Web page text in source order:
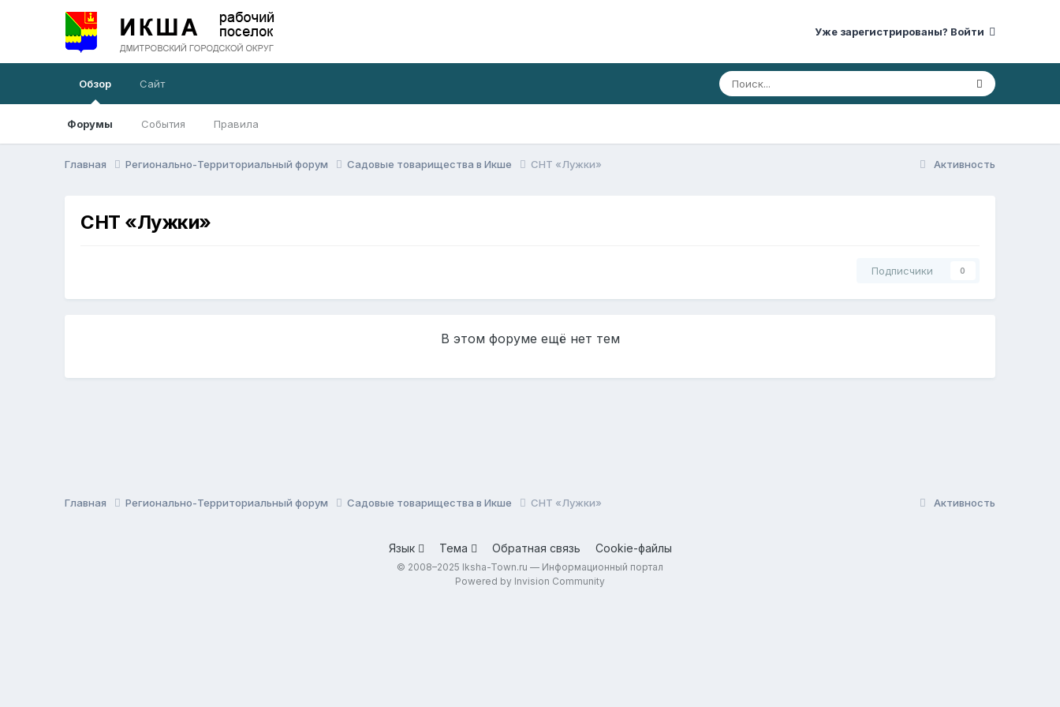
Уже зарегистрированы? Войти
Обзор
Форумы События Правила
Сайт
Активность
Главная Регионально-Территориальный форум Садовые товарищества в Икше СНТ «Лужки»
СНТ «Лужки»
Подписчики 0
В этом форуме ещё нет тем
Активность
Главная Регионально-Территориальный форум Садовые товарищества в Икше СНТ «Лужки»
Язык Тема Обратная связь Cookie-файлы
© 2008–2025 Iksha-Town.ru — Информационный портал
Powered by Invision Community